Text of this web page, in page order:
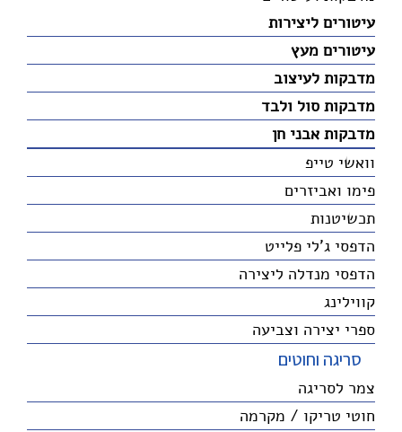
עיטורים ליצירות
עיטורים מעץ
מדבקות לעיצוב
מדבקות סול ולבד
מדבקות אבני חן
וואשי טייפ
פימו ואביזרים
תכשיטנות
הדפסי ג'לי פלייט
הדפסי מנדלה ליצירה
קווילינג
ספרי יצירה וצביעה
סריגה וחוטים
צמר לסריגה
חוטי טריקו / מקרמה